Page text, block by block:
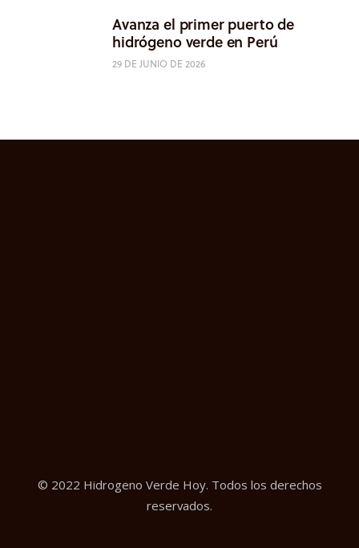
Avanza el primer puerto de
hidrógeno verde en Perú
29 DE JUNIO DE 2026
© 2022 Hidrogeno Verde Hoy. Todos los derechos
reservados.